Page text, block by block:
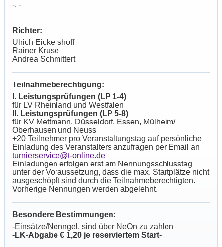
-, -
Richter:
Ulrich Eickershoff
Rainer Kruse
Andrea Schmittert
Teilnahmeberechtigung:
I. Leistungsprüfungen (LP 1-4)
für LV Rheinland und Westfalen
II. Leistungsprüfungen (LP 5-8)
für KV Mettmann, Düsseldorf, Essen, Mülheim/
Oberhausen und Neuss
+20 Teilnehmer pro Veranstaltungstag auf persönliche
Einladung des Veranstalters anzufragen per Email an
turnierservice@t-online.de
Einladungen erfolgen erst am Nennungsschlusstag
unter der Voraussetzung, dass die max. Startplätze nicht
ausgeschöpft sind durch die Teilnahmeberechtigten.
Vorherige Nennungen werden abgelehnt.
Besondere Bestimmungen:
-Einsätze/Nenngel. sind über NeOn zu zahlen
-LK-Abgabe € 1,20 je reserviertem Start-